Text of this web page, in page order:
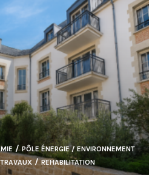
/ PÔLE ÉNERGIE / ENVIRONNEMENT
/REHABILITATION